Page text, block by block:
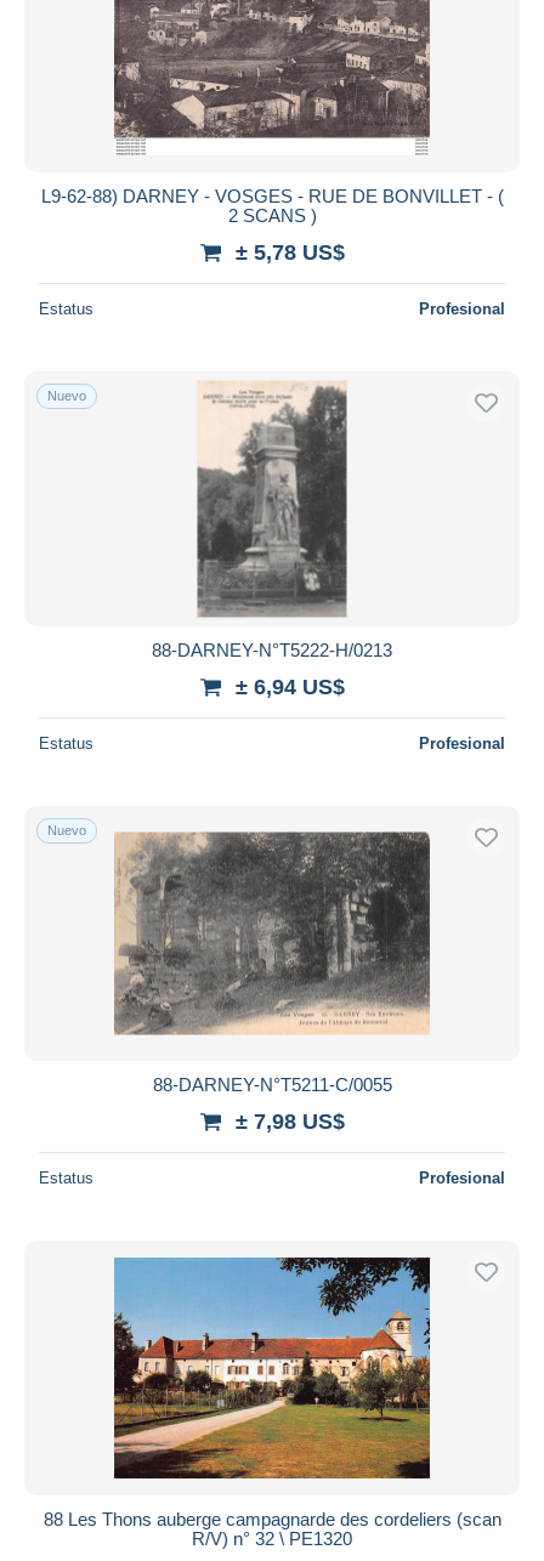
L9-62-88) DARNEY - VOSGES - RUE DE BONVILLET - (
2 SCANS )
± 5,78 US$
Estatus Profesional
Nuevo
88-DARNEY-N°T5222-H/0213
± 6,94 US$
Estatus Profesional
Nuevo
88-DARNEY-N°T5211-C/0055
± 7,98 US$
Estatus Profesional
88 Les Thons auberge campagnarde des cordeliers (scan
R/V) n° 32 \ PE1320